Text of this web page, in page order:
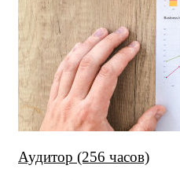
Аудитор (256 часов)